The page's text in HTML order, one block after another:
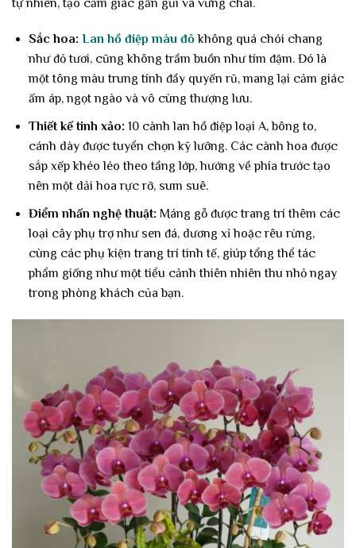
tự nhiên, tạo cảm giác gần gũi và vững chãi.
Sắc hoa: Lan hồ điệp màu đỏkhông quá chói chang
như đỏ tươi, cũng không trầm buồn như tím đậm. Đó là
một tông màu trung tính đầy quyến rũ, mang lại cảm giác
ấm áp, ngọt ngào và vô cùng thượng lưu.
Thiết kế tinh xảo: 10 cành lan hồ điệp loại A, bông to,
cánh dày được tuyển chọn kỹ lưỡng. Các cành hoa được
sắp xếp khéo léo theo tầng lớp, hướng về phía trước tạo
nên một dải hoa rực rỡ, sum suê.
Điểm nhấn nghệ thuật: Máng gỗ được trang trí thêm các
loại cây phụ trợ như sen đá, dương xỉ hoặc rêu rừng,
cùng các phụ kiện trang trí tinh tế, giúp tổng thể tác
phẩm giống như một tiểu cảnh thiên nhiên thu nhỏ ngay
trong phòng khách của bạn.